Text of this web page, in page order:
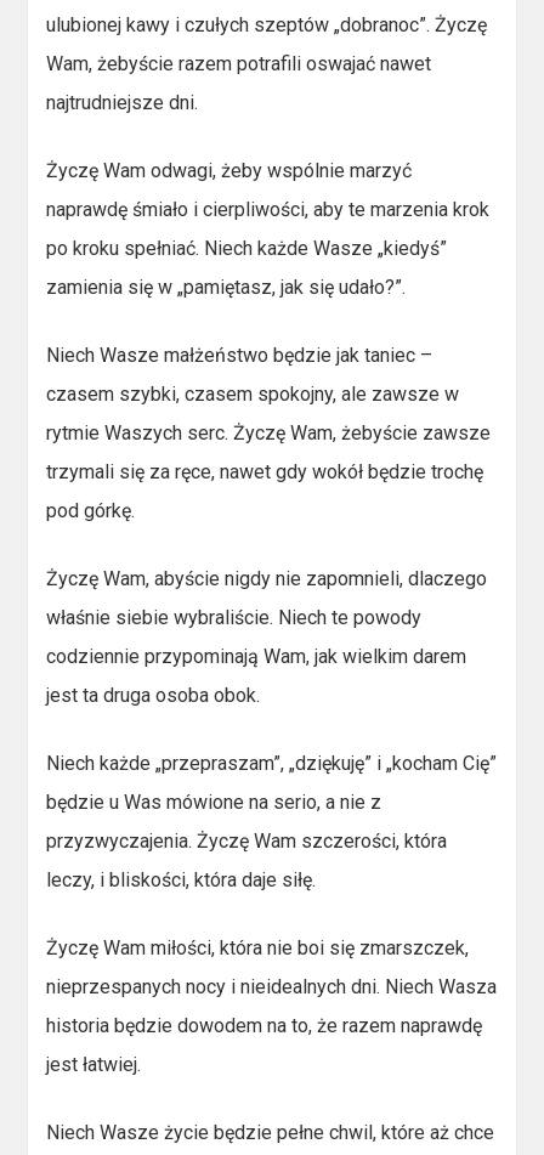
ulubionej kawy i czułych szeptów „dobranoc”. Życzę
Wam, żebyście razem potrafili oswajać nawet
najtrudniejsze dni.
Życzę Wam odwagi, żeby wspólnie marzyć
naprawdę śmiało i cierpliwości, aby te marzenia krok
po kroku spełniać. Niech każde Wasze „kiedyś”
zamienia się w „pamiętasz, jak się udało?”.
Niech Wasze małżeństwo będzie jak taniec –
czasem szybki, czasem spokojny, ale zawsze w
rytmie Waszych serc. Życzę Wam, żebyście zawsze
trzymali się za ręce, nawet gdy wokół będzie trochę
pod górkę.
Życzę Wam, abyście nigdy nie zapomnieli, dlaczego
właśnie siebie wybraliście. Niech te powody
codziennie przypominają Wam, jak wielkim darem
jest ta druga osoba obok.
Niech każde „przepraszam”, „dziękuję” i „kocham Cię”
będzie u Was mówione na serio, a nie z
przyzwyczajenia. Życzę Wam szczerości, która
leczy, i bliskości, która daje siłę.
Życzę Wam miłości, która nie boi się zmarszczek,
nieprzespanych nocy i nieidealnych dni. Niech Wasza
historia będzie dowodem na to, że razem naprawdę
jest łatwiej.
Niech Wasze życie będzie pełne chwil, które aż chce